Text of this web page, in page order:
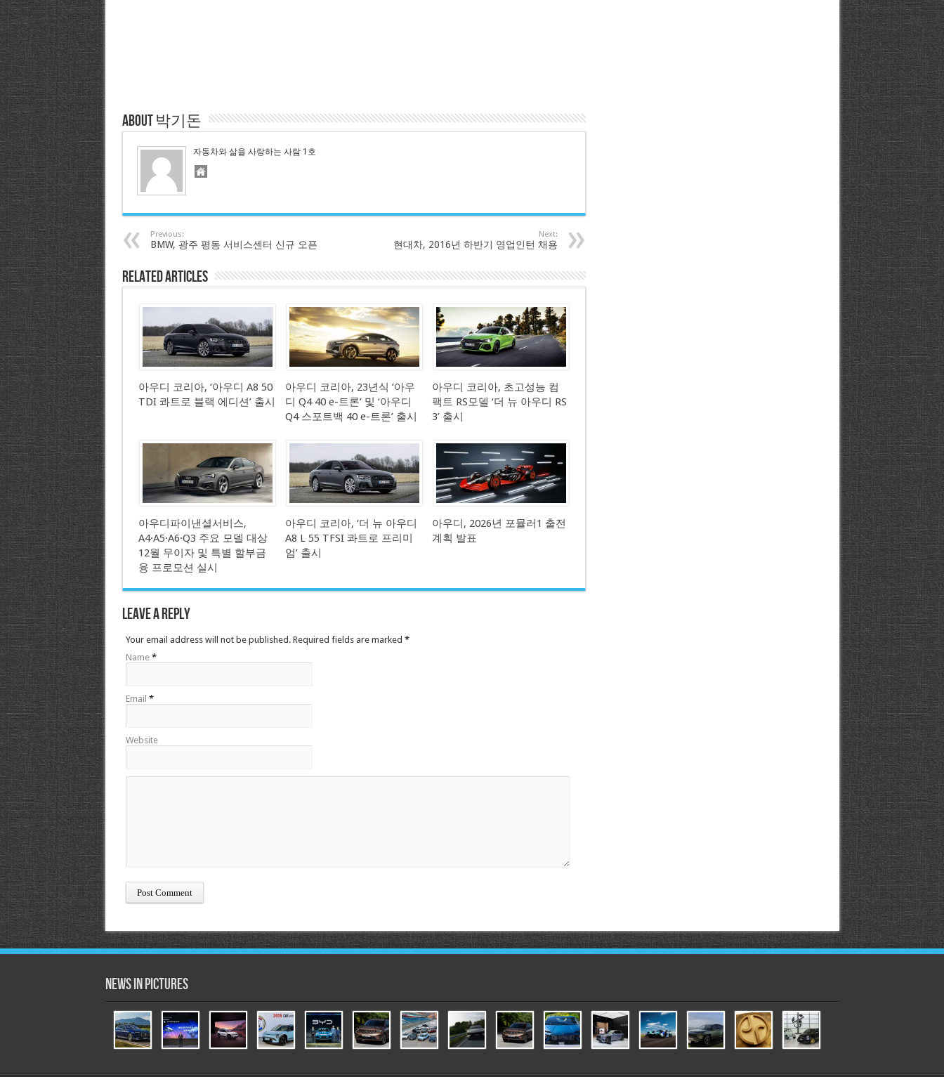
About 박기돈
자동차와 삶을 사랑하는 사람 1호
Previous:
BMW, 광주 평동 서비스센터 신규 오픈
Next:
현대차, 2016년 하반기 영업인턴 채용
Related Articles
아우디 코리아, ‘아우디 A8 50
TDI 콰트로 블랙 에디션’ 출시
아우디 코리아, 23년식 ‘아우
디 Q4 40 e-트론’ 및 ‘아우디
Q4 스포트백 40 e-트론’ 출시
아우디 코리아, 초고성능 컴
팩트 RS모델 ‘더 뉴 아우디 RS
3’ 출시
아우디파이낸셜서비스,
A4·A5·A6·Q3 주요 모델 대상
12월 무이자 및 특별 할부금
융 프로모션 실시
아우디 코리아, ‘더 뉴 아우디
A8 L 55 TFSI 콰트로 프리미
엄’ 출시
아우디, 2026년 포뮬러1 출전
계획 발표
Leave a Reply
Your email address will not be published. Required fields are marked *
Name *
Email *
Website
News in Pictures